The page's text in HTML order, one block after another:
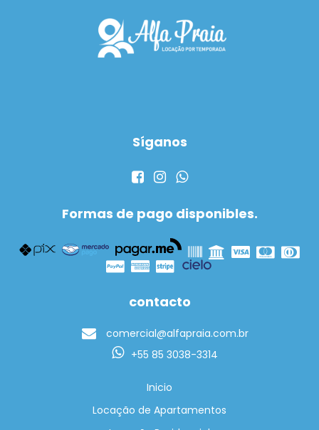
Síganos
Formas de pago disponibles.
contacto
comercial@alfapraia.com.br
+55 85 3038-3314
Inicio
Locação de Apartamentos